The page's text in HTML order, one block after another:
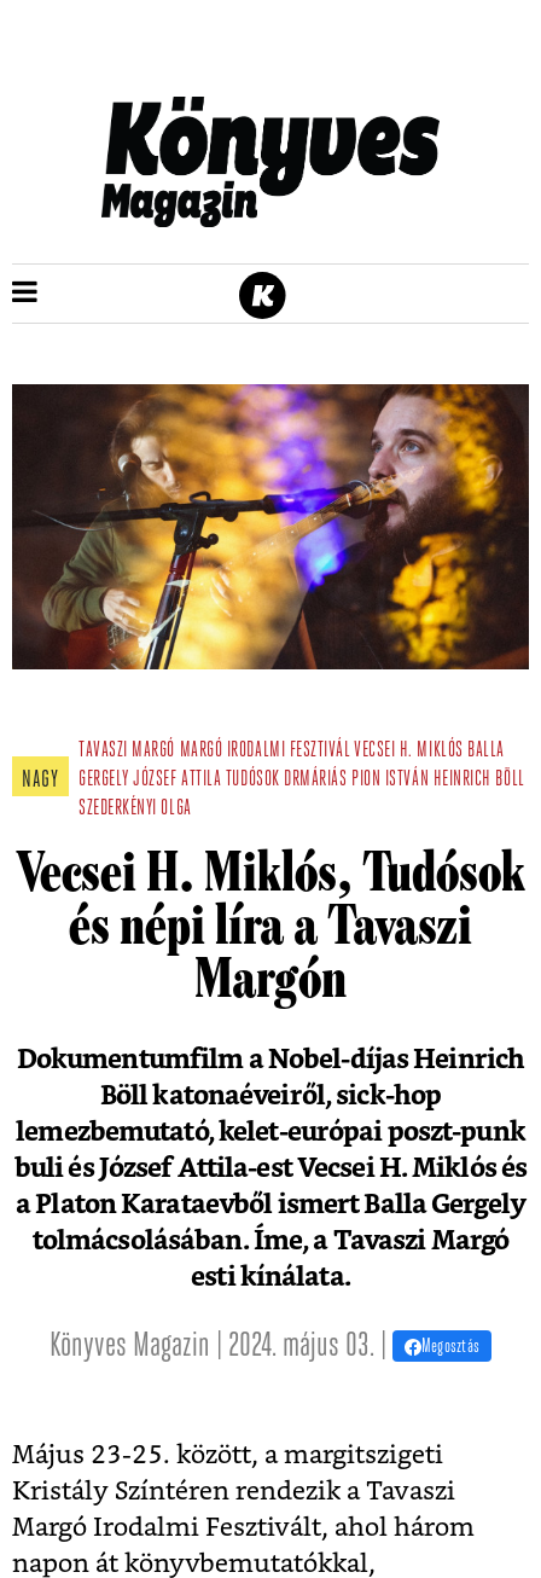
NAGY
TAVASZI MARGÓ MARGÓ IRODALMI FESZTIVÁLVECSEI H. MIKLÓS BALLA
GERGELY JÓZSEF ATTILA TUDÓSOK DRMÁRIÁS PION ISTVÁN HEINRICH BÖLL
SZEDERKÉNYI OLGA
Vecsei H. Miklós, Tudósok
és népi líra a Tavaszi
Margón
Dokumentumfilm a Nobel-díjas Heinrich
Böll katonaéveiről, sick-hop
lemezbemutató, kelet-európai poszt-punk
buli és József Attila-est Vecsei H. Miklós és
a Platon Karataevből ismert Balla Gergely
tolmácsolásában. Íme, a Tavaszi Margó
esti kínálata.
Könyves Magazin | 2024. május 03. | Megosztás
Május 23-25. között, a margitszigeti
Kristály Színtéren rendezik a Tavaszi
Margó Irodalmi Fesztivált, ahol három
napon át könyvbemutatókkal,